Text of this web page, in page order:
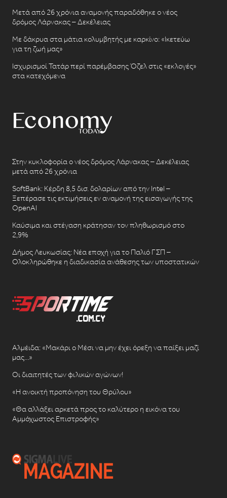
Μετά από 26 χρόνια αναμονής παραδόθηκε ο νέος
δρόμος Λάρνακας – Δεκέλειας
Με δάκρυα στα μάτια κολυμβητής με καρκίνο: «Ικετεύω
για τη ζωή μας»
Ισχυρισμοί Τατάρ περί παρέμβασης Όζελ στις «εκλογές»
στα κατεχόμενα
Στην κυκλοφορία ο νέος δρόμος Λάρνακας – Δεκέλειας
μετά από 26 χρόνια
SoftBank: Κέρδη 8,5 δισ. δολαρίων από την Intel –
Ξεπέρασε τις εκτιμήσεις εν αναμονή της εισαγωγής της
OpenAI
Καύσιμα και στέγαση κράτησαν τον πληθωρισμό στο
2,9%
Δήμος Λευκωσίας: Νέα εποχή για το Παλιό ΓΣΠ –
Ολοκληρώθηκε η διαδικασία ανάθεσης των υποστατικών
Αλμέιδα: «Μακάρι ο Μέσι να μην έχει όρεξη να παίξει μαζί
μας…»
Οι διαιτητές των φιλικών αγώνων!
«Η ανοικτή προπόνηση του Θρύλου»
«Θα αλλάξει αρκετά προς το καλύτερο η εικόνα του
Αμμόχωστος Επιστροφής»